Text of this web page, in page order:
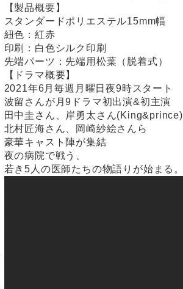
【製品概要】
スタンダードポリエステル15mm幅
紐色：紅赤
印刷：白色シルク印刷
先端パーツ：先端用松葉（脱着式）
【ドラマ概要】
2021年6月毎週月曜日夜9時スタート
波留さんが月9ドラマ初出演&初主演
田中圭さん、岸勇太さん(King&prince)
北村匠海さん、岡崎紗絵さんら
豪華キャスト陣が集結
夜の病院で戦う、
若き5人の医師たちの物語りが始まる。